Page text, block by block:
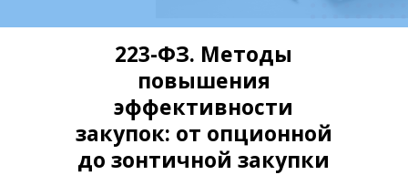
223-ФЗ. Методы
повышения
эффективности
закупок: от опционной
до зонтичной закупки